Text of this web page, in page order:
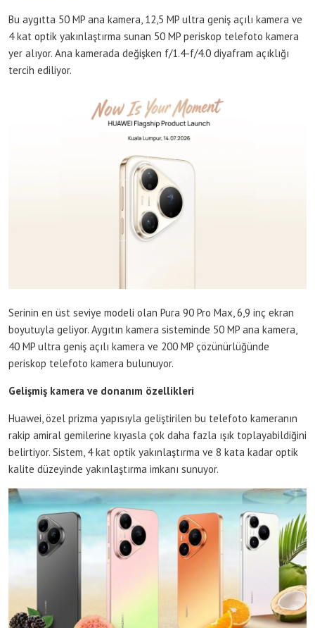
Bu aygıtta 50 MP ana kamera, 12,5 MP ultra geniş açılı kamera ve
4 kat optik yakınlaştırma sunan 50 MP periskop telefoto kamera
yer alıyor. Ana kamerada değişken f/1.4-f/4.0 diyafram açıklığı
tercih ediliyor.
Serinin en üst seviye modeli olan Pura 90 Pro Max, 6,9 inç ekran
boyutuyla geliyor. Aygıtın kamera sisteminde 50 MP ana kamera,
40 MP ultra geniş açılı kamera ve 200 MP çözünürlüğünde
periskop telefoto kamera bulunuyor.
Gelişmiş kamera ve donanım özellikleri
Huawei, özel prizma yapısıyla geliştirilen bu telefoto kameranın
rakip amiral gemilerine kıyasla çok daha fazla ışık toplayabildiğini
belirtiyor. Sistem, 4 kat optik yakınlaştırma ve 8 kata kadar optik
kalite düzeyinde yakınlaştırma imkanı sunuyor.